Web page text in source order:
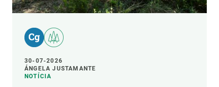
30-07-2026
ÁNGELA JUSTAMANTE
NOTÍCIA